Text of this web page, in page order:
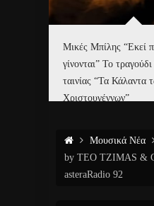
Μικές Μπίλης “Εκεί
γίνονται” Το
ταινίας “Τα Κάλαντα
Χριστουγέννων”
Μουσικά Νέα
by TEO TZIMAS &
asteraRadio 92